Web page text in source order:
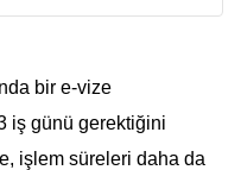
bir e-vize
iş günü gerektiğini
işlem süreleri daha da